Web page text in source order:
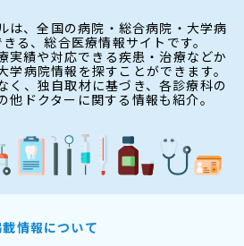
は、全国の病院・総合病院・大学病
る、総合医療情報サイトです。
実績や対応できる疾患・治療などか
学病院情報を探すことができます。
く、独自取材に基づき、各診療科の
他ドクターに関する情報も紹介。
情報について